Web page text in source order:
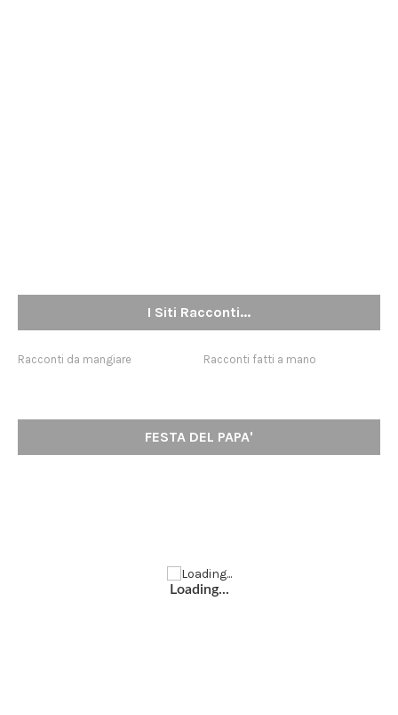
I Siti Racconti...
Racconti da mangiare Racconti fatti a mano
FESTA DEL PAPA'
Loading...